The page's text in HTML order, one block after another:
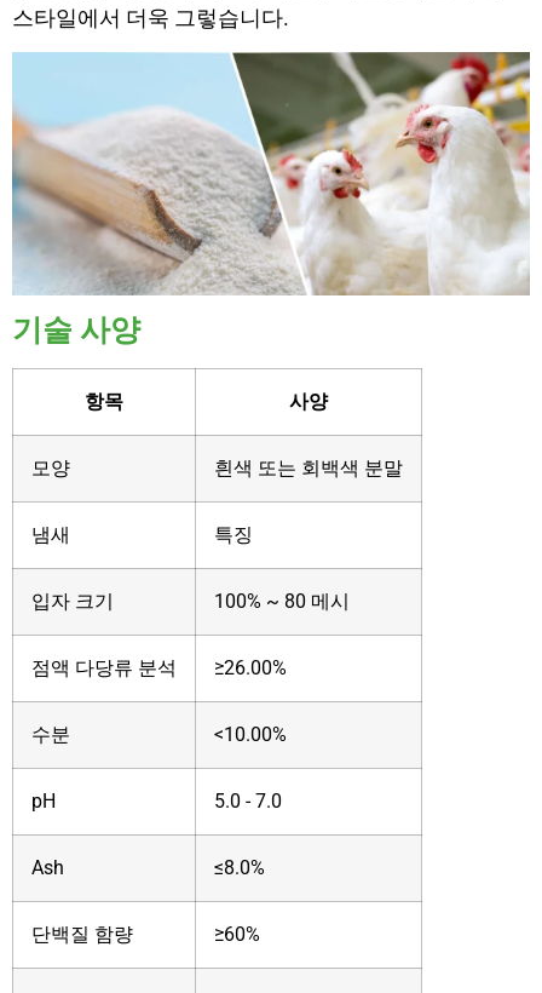
스타일에서 더욱 그렇습니다.
기술 사양
항목 사양
모양 흰색 또는 회백색 분말
냄새 특징
입자 크기 100% ~ 80 메시
점액 다당류 분석 ≥26.00%
수분 <10.00%
pH 5.0 - 7.0
Ash ≤8.0%
단백질 함량 ≥60%